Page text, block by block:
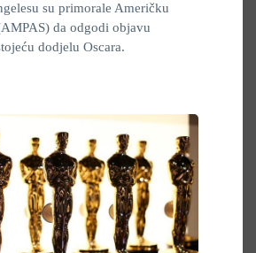
su primorale Američku
da odgodi objavu
dodjelu Oscara.